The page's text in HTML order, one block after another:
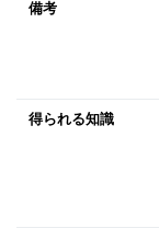
備考
得られる知識